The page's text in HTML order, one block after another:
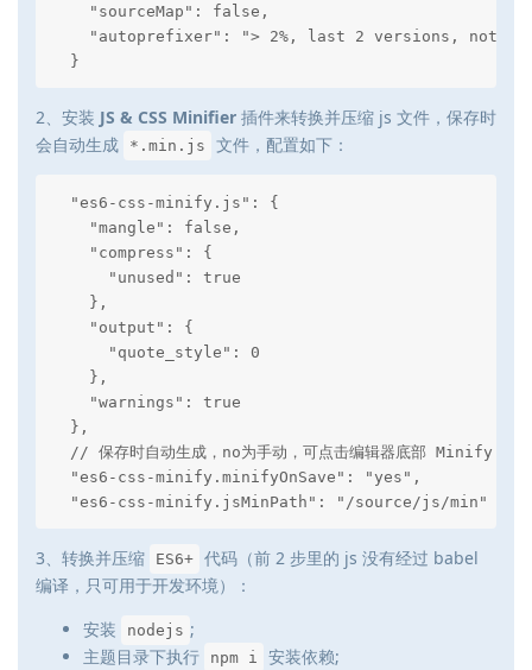
    "sourceMap": false,
"autoprefixer": "> 2%, last 2 versions, not ie
  }
2、安装 JS & CSS Minifier 插件来转换并压缩 js 文件，保存时
会自动生成
*.min.js 文件，配置如下：
  "es6-css-minify.js": {
    "mangle": false,
    "compress": {
      "unused": true
    },
    "output": {
      "quote_style": 0
    },
    "warnings": true
  },
// 保存时自动生成，no为手动，可点击编辑器底部 Minify 按
  "es6-css-minify.minifyOnSave": "yes",
  "es6-css-minify.jsMinPath": "/source/js/min"
3、转换并压缩 ES6+ 代码（前 2 步里的 js 没有经过 babel
编译，只可用于开发环境）：
安装
nodejs ;
主题目录下执行
npm i
安装依赖;